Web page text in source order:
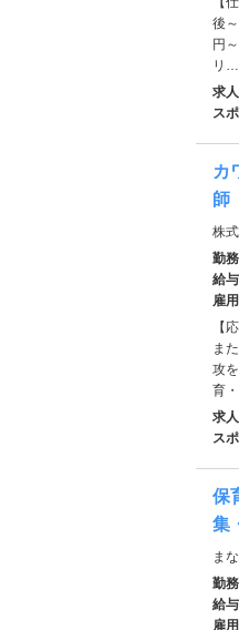
後
円
リ…
求
ス
カ
師
株
勤
給
雇
【
ま
攻
育
求
ス
保
集
ま
勤
給
雇